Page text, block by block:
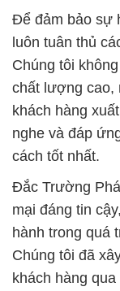
Để đảm bảo sự
luôn tuân thủ
Chúng tôi
chất lượng cao,
khách hàng
nghe và đáp
cách tốt nhất.
Đắc Trường
mại đáng tin
hành trong quá
Chúng tôi đã
khách hàng